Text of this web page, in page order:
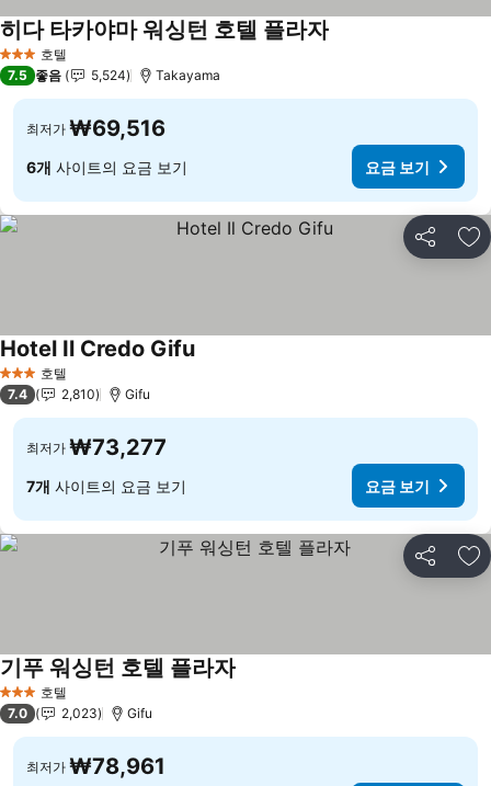
3 성급 호텔
히다 타카야마 워싱턴 호텔 플라자
7.5 좋음 5,524 Takayama
최저가 ₩69,516
6개 사이트의 요금 보기 요금 보기
공유 즐
3 성급 호텔
Hotel Il Credo Gifu
7.4 2,810 Gifu
최저가 ₩73,277
7개 사이트의 요금 보기 요금 보기
공유 즐
3 성급 호텔
기푸 워싱턴 호텔 플라자
7.0 2,023 Gifu
최저가 ₩78,961